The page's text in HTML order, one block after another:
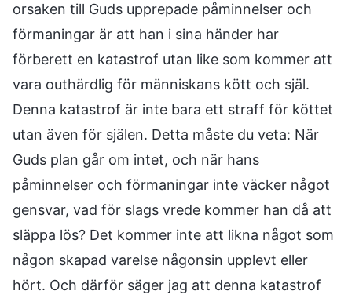
orsaken till Guds upprepade påminnelser och
förmaningar är att han i sina händer har
förberett en katastrof utan like som kommer att
vara outhärdlig för människans kött och själ.
Denna katastrof är inte bara ett straff för köttet
utan även för själen. Detta måste du veta: När
Guds plan går om intet, och när hans
påminnelser och förmaningar inte väcker något
gensvar, vad för slags vrede kommer han då att
släppa lös? Det kommer inte att likna något som
någon skapad varelse någonsin upplevt eller
hört. Och därför säger jag att denna katastrof